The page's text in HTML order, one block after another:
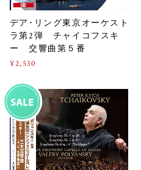
デア･リング東京オーケスト
ラ第2弾 チャイコフスキ
ー 交響曲第５番
¥2,530